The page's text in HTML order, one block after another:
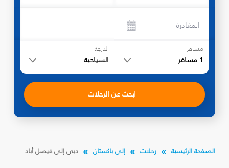
المغادرة
مسافر
1 مسافر
الدرجة
السياحية
ابحث عن الرحلات
الصفحة الرئيسية رحلات إلى باكستان دبي إلى فيصل أباد